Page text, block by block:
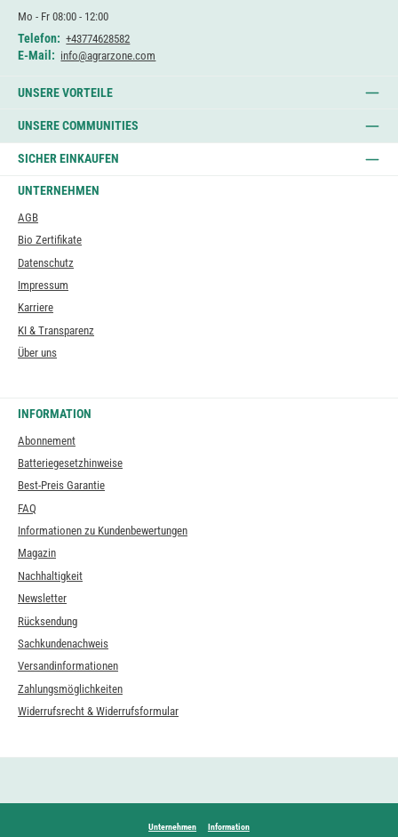
Mo - Fr 08:00 - 12:00
Telefon: +43774628582
E-Mail: info@agrarzone.com
UNSERE VORTEILE
UNSERE COMMUNITIES
SICHER EINKAUFEN
UNTERNEHMEN
AGB
Bio Zertifikate
Datenschutz
Impressum
Karriere
KI & Transparenz
Über uns
INFORMATION
Abonnement
Batteriegesetzhinweise
Best-Preis Garantie
FAQ
Informationen zu Kundenbewertungen
Magazin
Nachhaltigkeit
Newsletter
Rücksendung
Sachkundenachweis
Versandinformationen
Zahlungsmöglichkeiten
Widerrufsrecht & Widerrufsformular
Unternehmen Information